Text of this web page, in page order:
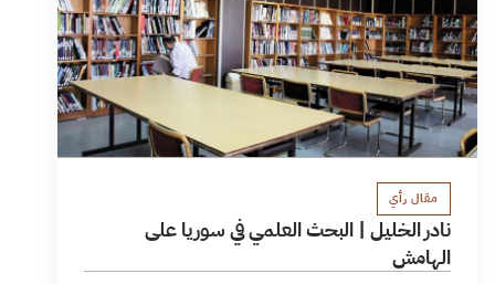
مقال رأي
نادر الخليل | البحث العلمي في سوريا على
الهامش